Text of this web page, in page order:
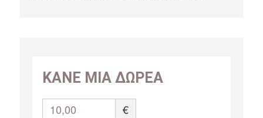
ΚΑΝΕ ΜΙΑ ΔΩΡΕΑ
10,00 €